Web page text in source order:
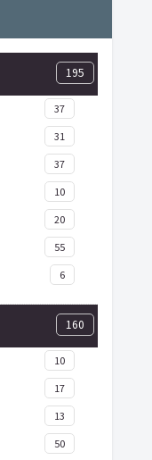
195
37
31
37
10
20
55
6
160
10
17
13
50